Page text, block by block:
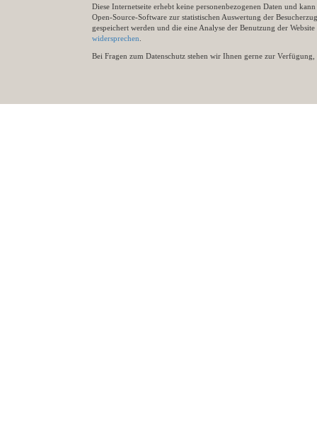
Diese Internetseite erhebt keine personenbezogenen Daten und
Open-Source-Software zur statistischen Auswertung der
gespeichert werden und die eine Analyse der Benutzung der
widersprechen
Bei Fragen zum Datenschutz stehen wir Ihnen gerne zur